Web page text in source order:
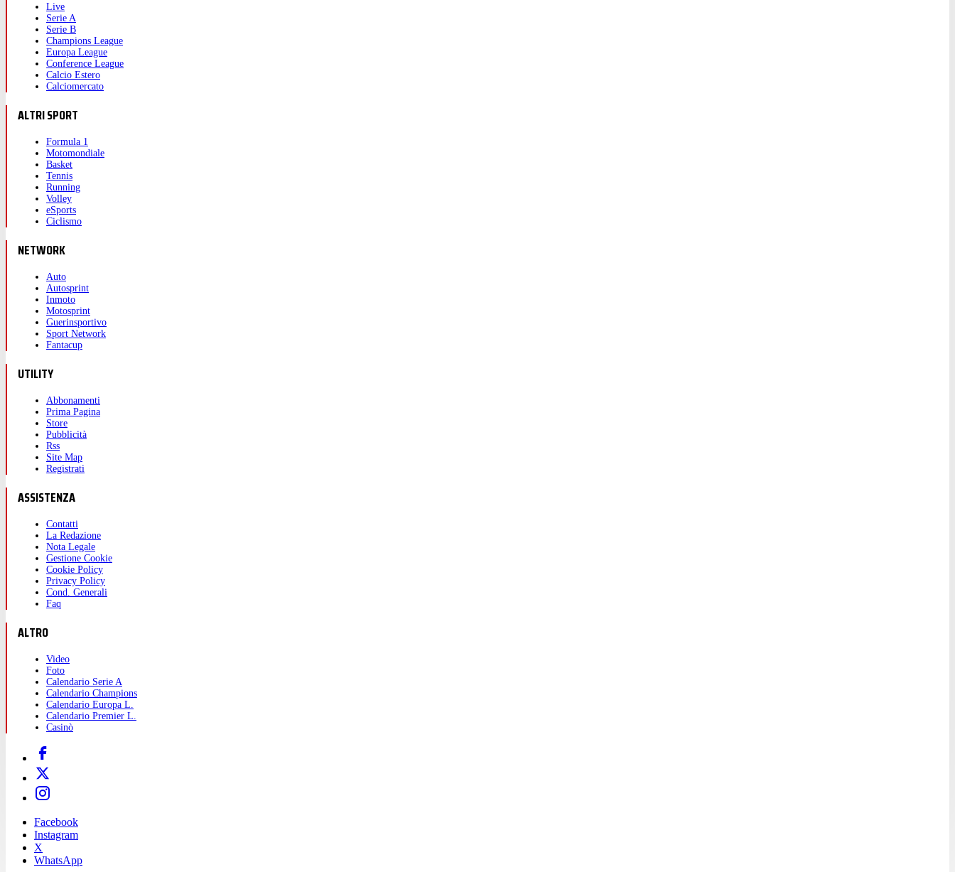
Live
Serie A
Serie B
Champions League
Europa League
Conference League
Calcio Estero
Calciomercato
ALTRI SPORT
Formula 1
Motomondiale
Basket
Tennis
Running
Volley
eSports
Ciclismo
NETWORK
Auto
Autosprint
Inmoto
Motosprint
Guerinsportivo
Sport Network
Fantacup
UTILITY
Abbonamenti
Prima Pagina
Store
Pubblicità
Rss
Site Map
Registrati
ASSISTENZA
Contatti
La Redazione
Nota Legale
Gestione Cookie
Cookie Policy
Privacy Policy
Cond. Generali
Faq
ALTRO
Video
Foto
Calendario Serie A
Calendario Champions
Calendario Europa L.
Calendario Premier L.
Casinò
Facebook
Instagram
X
WhatsApp